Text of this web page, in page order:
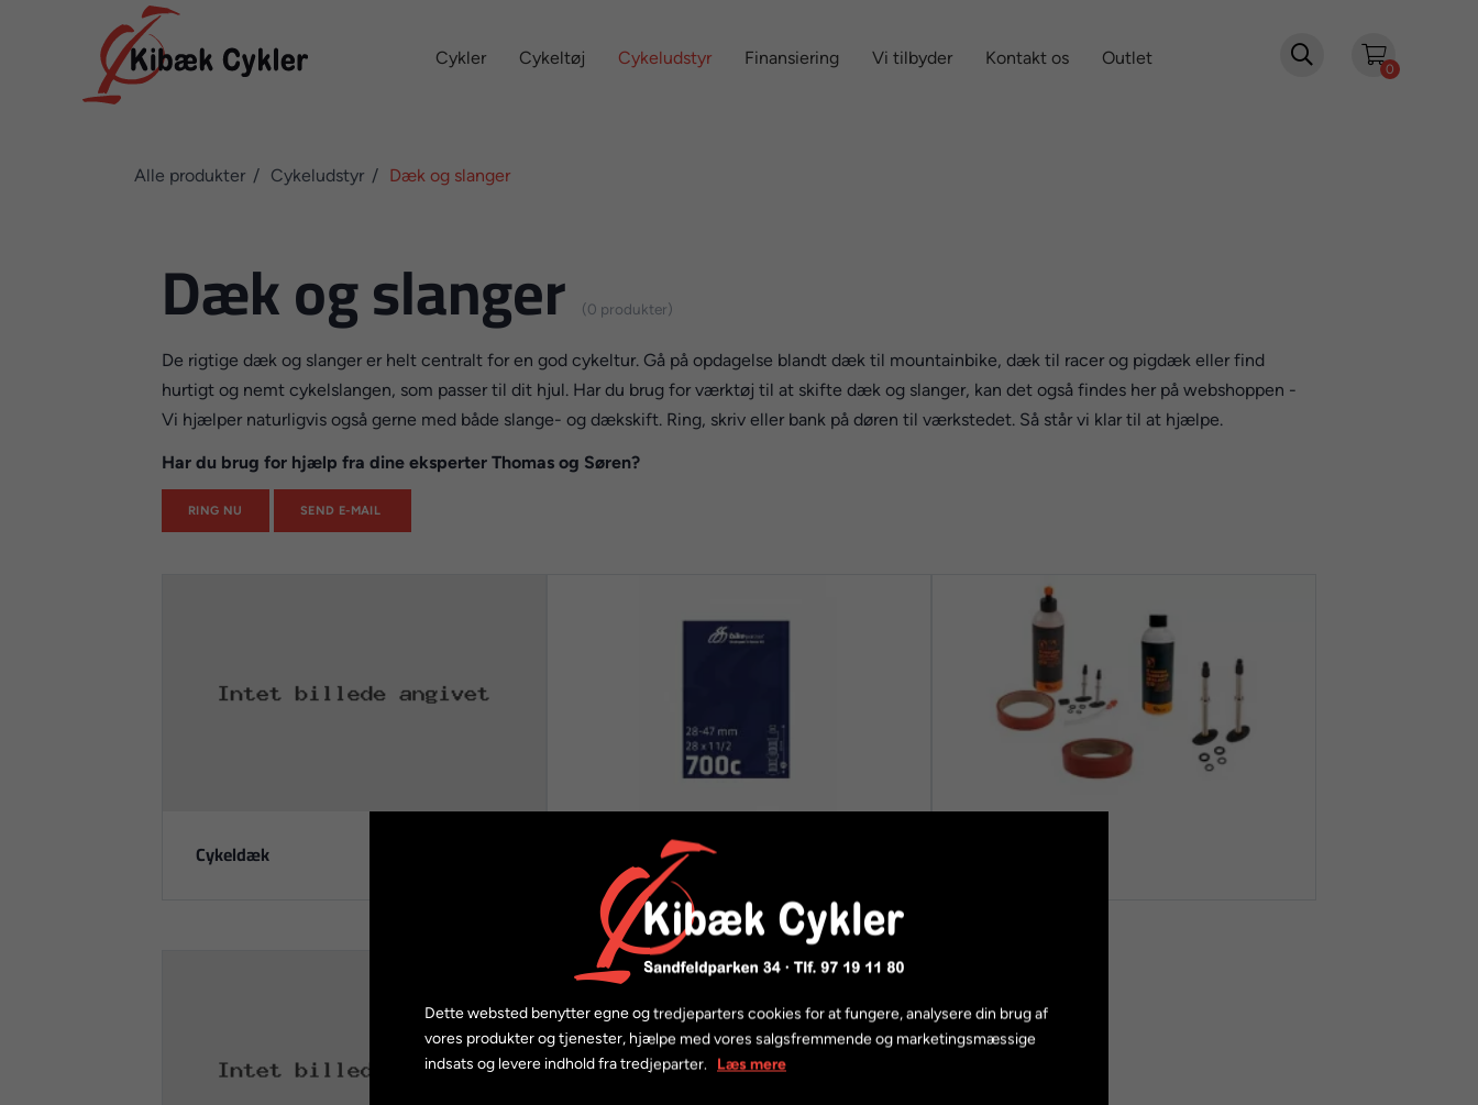
Cykler Cykeltøj Cykeludstyr Finansiering Vi tilbyder Kontakt os Outlet 
0
Alle produkter Cykeludstyr Dæk og slanger
Dæk og slanger (0 produkter)
De rigtige dæk og slanger er helt centralt for en god cykeltur. Gå på opdagelse blandt dæk til mountainbike, dæk til racer og pigdæk eller find
hurtigt og nemt cykelslangen, som passer til dit hjul. Har du brug for værktøj til at skifte dæk og slanger, kan det også findes her på webshoppen -
Vi hjælper naturligvis også gerne med både slange- og dækskift. Ring, skriv eller bank på døren til værkstedet. Så står vi klar til at hjælpe.
Har du brug for hjælp fra dine eksperter Thomas og Søren?
RING NU SEND E-MAIL
Cykeldæk
Dette websted benytter egne og tredjeparters cookies for at fungere, analysere din brug af
vores produkter og tjenester, hjælpe med vores salgsfremmende og marketingsmæssige
indsats og levere indhold fra tredjeparter. Læs mere